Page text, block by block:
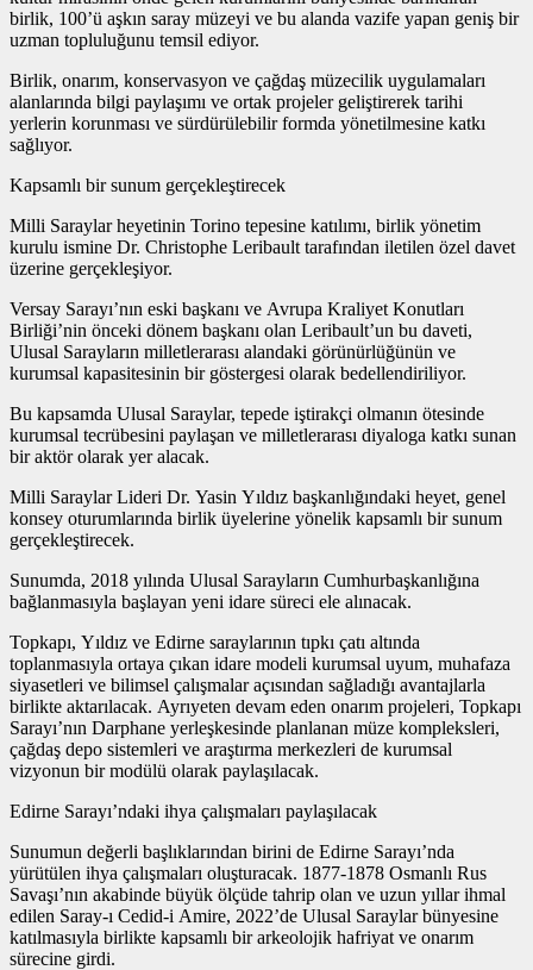
birlik, 100’ü aşkın saray müzeyi ve bu alanda vazife yapan geniş bir
uzman topluluğunu temsil ediyor.
Birlik, onarım, konservasyon ve çağdaş müzecilik uygulamaları
alanlarında bilgi paylaşımı ve ortak projeler geliştirerek tarihi
yerlerin korunması ve sürdürülebilir formda yönetilmesine katkı
sağlıyor.
Kapsamlı bir sunum gerçekleştirecek
Milli Saraylar heyetinin Torino tepesine katılımı, birlik yönetim
kurulu ismine Dr. Christophe Leribault tarafından iletilen özel davet
üzerine gerçekleşiyor.
Versay Sarayı’nın eski başkanı ve Avrupa Kraliyet Konutları
Birliği’nin önceki dönem başkanı olan Leribault’un bu daveti,
Ulusal Sarayların milletlerarası alandaki görünürlüğünün ve
kurumsal kapasitesinin bir göstergesi olarak bedellendiriliyor.
Bu kapsamda Ulusal Saraylar, tepede iştirakçi olmanın ötesinde
kurumsal tecrübesini paylaşan ve milletlerarası diyaloga katkı sunan
bir aktör olarak yer alacak.
Milli Saraylar Lideri Dr. Yasin Yıldız başkanlığındaki heyet, genel
konsey oturumlarında birlik üyelerine yönelik kapsamlı bir sunum
gerçekleştirecek.
Sunumda, 2018 yılında Ulusal Sarayların Cumhurbaşkanlığına
bağlanmasıyla başlayan yeni idare süreci ele alınacak.
Topkapı, Yıldız ve Edirne saraylarının tıpkı çatı altında
toplanmasıyla ortaya çıkan idare modeli kurumsal uyum, muhafaza
siyasetleri ve bilimsel çalışmalar açısından sağladığı avantajlarla
birlikte aktarılacak. Ayrıyeten devam eden onarım projeleri, Topkapı
Sarayı’nın Darphane yerleşkesinde planlanan müze kompleksleri,
çağdaş depo sistemleri ve araştırma merkezleri de kurumsal
vizyonun bir modülü olarak paylaşılacak.
Edirne Sarayı’ndaki ihya çalışmaları paylaşılacak
Sunumun değerli başlıklarından birini de Edirne Sarayı’nda
yürütülen ihya çalışmaları oluşturacak. 1877-1878 Osmanlı Rus
Savaşı’nın akabinde büyük ölçüde tahrip olan ve uzun yıllar ihmal
edilen Saray-ı Cedid-i Amire, 2022’de Ulusal Saraylar bünyesine
katılmasıyla birlikte kapsamlı bir arkeolojik hafriyat ve onarım
sürecine girdi.